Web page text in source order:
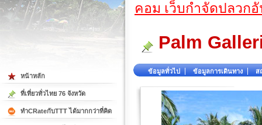
คอม เว็บกำจัดปลวก
Palm
ข้อมูลทั่วไป ข้อมูลการเดินทาง ส
หน้าหลัก
ที่เที่ยวทั่วไทย 76 จังหวัด
ทำCRateกับTTT ได้มากกว่าที่คิด